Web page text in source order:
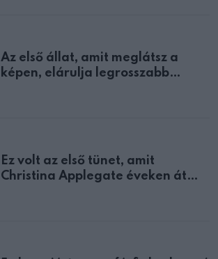
Az első állat, amit meglátsz a
képen, elárulja legrosszabb
Ez volt az első tünet, amit
Christina Applegate éveken át